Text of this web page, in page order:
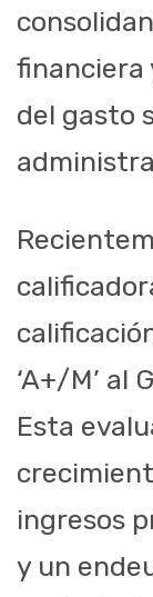
financiera
del gasto
‘A+/M’ al
Esta
ingresos
y un